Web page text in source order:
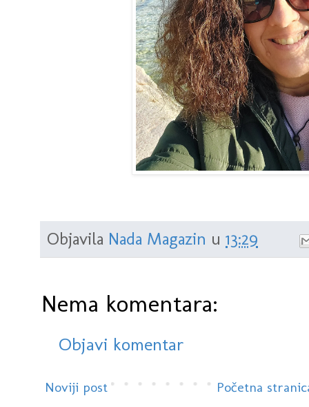
Objavila Nada Magazin u 13:29
Nema komentara:
Objavi komentar
Noviji post Početna